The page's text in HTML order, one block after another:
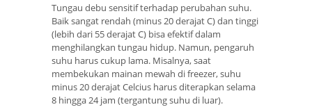
Tungau debu sensitif terhadap perubahan suhu.
Baik sangat rendah (minus 20 derajat C) dan tinggi
(lebih dari 55 derajat C) bisa efektif dalam
menghilangkan tungau hidup. Namun, pengaruh
suhu harus cukup lama. Misalnya, saat
membekukan mainan mewah di freezer, suhu
minus 20 derajat Celcius harus diterapkan selama
8 hingga 24 jam (tergantung suhu di luar).